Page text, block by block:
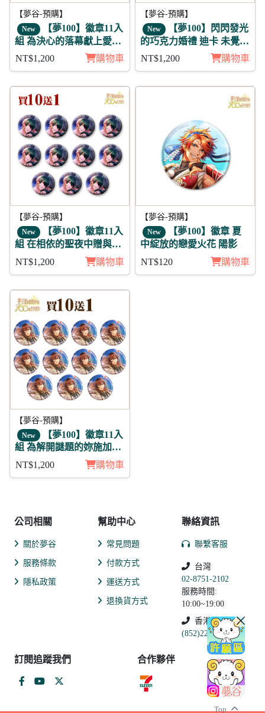
Top
【夢谷-預購】
New 【夢100】徽章11入
組 為決心的落幕獻上愛之
歌 露菲恩 明星
NT$1,200 購物車
【夢谷-預購】
New 【夢100】閃閃發光
的巧克力婚禮 迪卡 未覺
徽章11入組
NT$1,200 購物車
【夢谷-預購】
New 【夢100】徽章11入
組 在相依的聖夜中贈與的
NT$1,200 購物車
【夢谷-預購】
New 【夢100】徽章 夏
中綻放的戀愛火花 陽影
NT$120
購物車
【夢谷-預購】
New 【夢100】徽章11入
組 為解開謎題的妳施加愛
的魔法 傑書亞 月覺
NT$1,200 購物車
公司相關
關於夢谷
服務條款
隱私政策
幫助中心
常見問題
付款方式
運送方式
退換貨方式
聯絡資訊
聯繫客服
台灣
02-8751-2102
服務時間:
10:00~19:00
香港
(852)2250-9311
訂閱追蹤我們 合作夥伴